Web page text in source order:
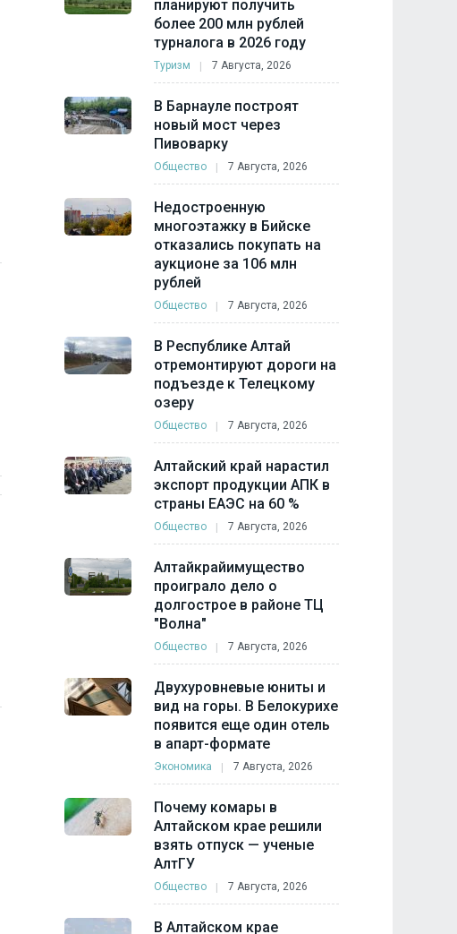
планируют получить
более 200 млн рублей
турналога в 2026 году
Туризм 7 Августа, 2026
В Барнауле построят
новый мост через
Пивоварку
Общество 7 Августа, 2026
Недостроенную
многоэтажку в Бийске
отказались покупать на
аукционе за 106 млн
рублей
Общество 7 Августа, 2026
В Республике Алтай
отремонтируют дороги на
подъезде к Телецкому
озеру
Общество 7 Августа, 2026
Алтайский край нарастил
экспорт продукции АПК в
страны ЕАЭС на 60 %
Общество 7 Августа, 2026
Алтайкрайимущество
проиграло дело о
долгострое в районе ТЦ
"Волна"
Общество 7 Августа, 2026
Двухуровневые юниты и
вид на горы. В Белокурихе
появится еще один отель
в апарт-формате
Экономика 7 Августа, 2026
Почему комары в
Алтайском крае решили
взять отпуск — ученые
АлтГУ
Общество 7 Августа, 2026
В Алтайском крае